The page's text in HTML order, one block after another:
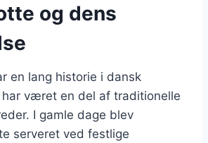
og dens
en lang historie i dansk
har været en del af traditionelle
I gamle dage blev
serveret ved festlige